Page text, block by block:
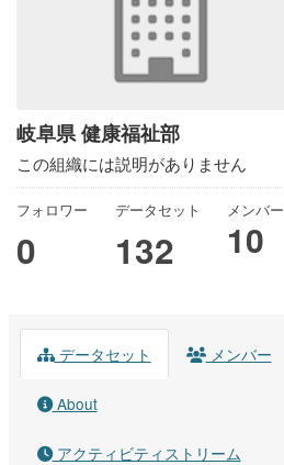
岐阜県 健康福祉部
この組織には説明がありません
フォロワー
0
データセット
132
メンバー
10
データセット メンバー
About
アクティビティストリーム